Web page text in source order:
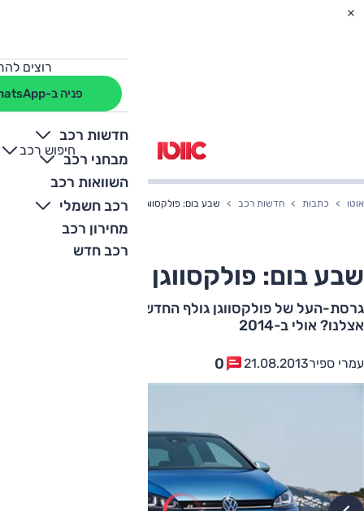
רוצים
פניה ב-WhatsApp
חדשות רכב
מבחני רכב
השוואות רכב
רכב חשמלי
מחירון רכב
רכב חדש
חיפוש רכב
+
-
אוטו כתבות חדשות רכב שבע בום: פולקסווגן גולף R
שבע בום: פולקסווגן גולף R
גרסת-העל של פולקסווגן גולף החדשה נחשפת לראשונה.
אצלנו? אולי ב-2014
עמרי ספיר21.08.2013
0